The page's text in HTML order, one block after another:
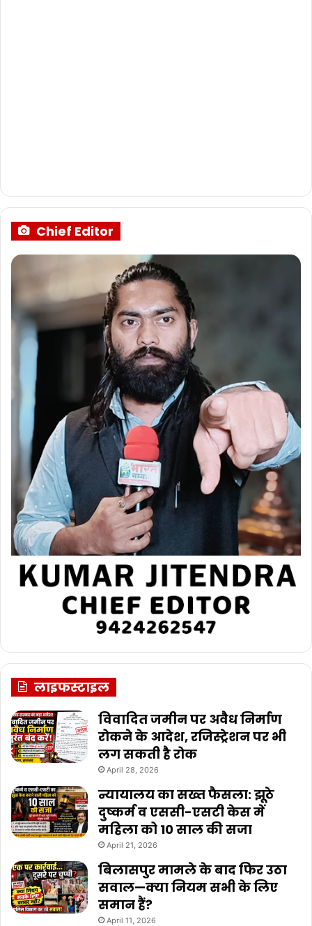
Chief Editor
लाइफस्टाइल
विवादित जमीन पर अवैध निर्माण
रोकने के आदेश, रजिस्ट्रेशन पर भी
लग सकती है रोक
April 28, 2026
न्यायालय का सख्त फैसला: झूठे
दुष्कर्म व एससी-एसटी केस में
महिला को 10 साल की सजा
April 21, 2026
बिलासपुर मामले के बाद फिर उठा
सवाल—क्या नियम सभी के लिए
समान हैं?
April 11, 2026